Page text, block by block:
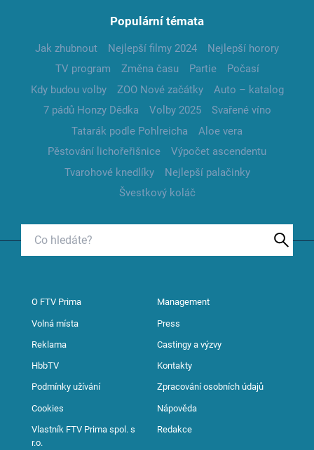
Populární témata
Jak zhubnout Nejlepší filmy 2024
Nejlepší horory
TV program
Změna času Partie
Počasí
Kdy budou volby
ZOO Nové začátky
Auto – katalog
7 pádů Honzy Dědka
Volby 2025
Svařené víno
Tatarák podle Pohlreicha
Aloe vera
Pěstování lichořeřišnice
Výpočet ascendentu
Tvarohové knedlíky
Nejlepší palačinky
Švestkový koláč
O FTV Prima Management
Volná místa Press
Reklama Castingy a výzvy
HbbTV Kontakty
Podmínky užívání Zpracování osobních údajů
Cookies Nápověda
Vlastník FTV Prima spol. s
r.o.
Redakce